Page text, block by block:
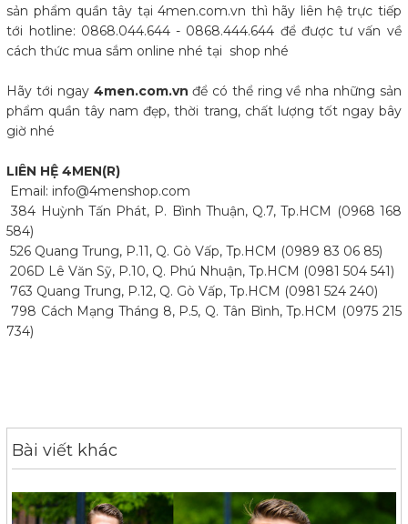
sản phẩm quần tây tại 4men.com.vn thì hãy liên hệ trực tiếp
tới hotline: 0868.044.644 - 0868.444.644 để được tư vấn về
cách thức mua sắm online nhé tại shop nhé
Hãy tới ngay 4men.com.vn để có thể ring về nha những sản
phẩm quần tây nam đẹp, thời trang, chất lượng tốt ngay bây
giờ nhé
LIÊN HỆ 4MEN(R)
Email: info@4menshop.com
384 Huỳnh Tấn Phát, P. Bình Thuận, Q.7, Tp.HCM (0968 168
584)
526 Quang Trung, P.11, Q. Gò Vấp, Tp.HCM (0989 83 06 85)
206D Lê Văn Sỹ, P.10, Q. Phú Nhuận, Tp.HCM (0981 504 541)
763 Quang Trung, P.12, Q. Gò Vấp, Tp.HCM (0981 524 240)
798 Cách Mạng Tháng 8, P.5, Q. Tân Bình, Tp.HCM (0975 215
734)
Bài viết khác